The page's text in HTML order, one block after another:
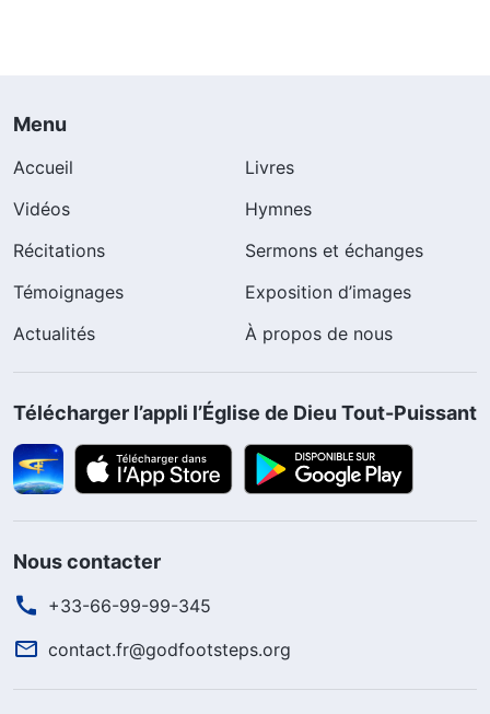
Menu
Accueil
Livres
Vidéos
Hymnes
Récitations
Sermons et échanges
Témoignages
Exposition d’images
Actualités
À propos de nous
Télécharger l’appli l’Église de Dieu Tout-Puissant
Nous contacter
+33-66-99-99-345
contact.fr@godfootsteps.org